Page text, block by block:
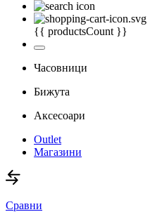
{{ productsCount }}
Часовници
Бижута
Аксесоари
Outlet
Магазини
Сравни